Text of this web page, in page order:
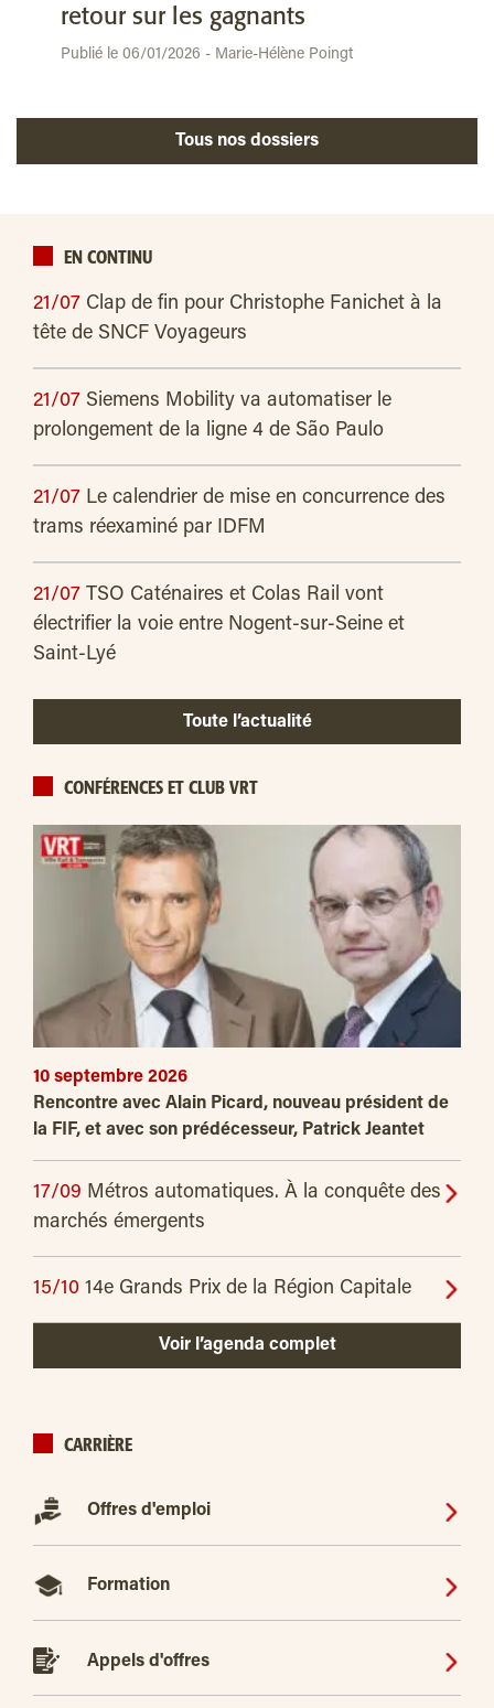
retour sur les gagnants
Publié le 06/01/2026 - Marie-Hélène Poingt
Tous nos dossiers
EN CONTINU
21/07 Clap de fin pour Christophe Fanichet à la
tête de SNCF Voyageurs
21/07 Siemens Mobility va automatiser le
prolongement de la ligne 4 de São Paulo
21/07 Le calendrier de mise en concurrence des
trams réexaminé par IDFM
21/07 TSO Caténaires et Colas Rail vont
électrifier la voie entre Nogent-sur-Seine et
Saint-Lyé
Toute l’actualité
CONFÉRENCES ET CLUB VRT
10 septembre 2026
Rencontre avec Alain Picard, nouveau président de
la FIF, et avec son prédécesseur, Patrick Jeantet
17/09 Métros automatiques. À la conquête des
marchés émergents
15/10 14e Grands Prix de la Région Capitale
Voir l’agenda complet
CARRIÈRE
Offres d'emploi
Formation
Appels d'offres